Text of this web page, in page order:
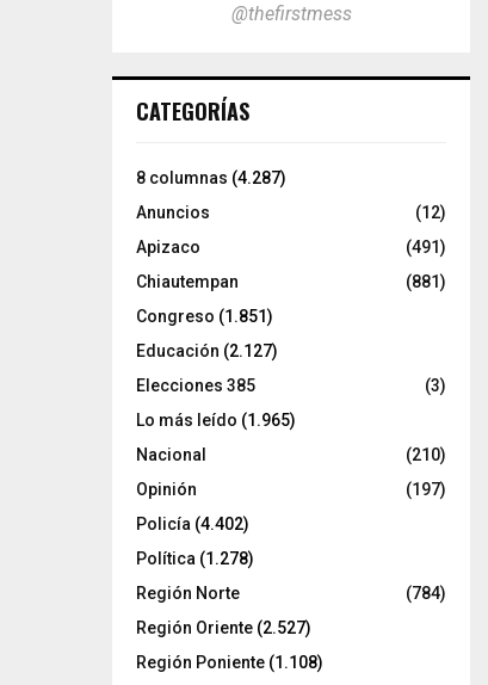
@thefirstmess
CATEGORÍAS
8 columnas (4.287)
Anuncios
(12)
Apizaco
(491)
Chiautempan
(881)
Congreso (1.851)
Educación (2.127)
Elecciones 385
(3)
Lo más leído (1.965)
Nacional
(210)
Opinión
(197)
Policía (4.402)
Política (1.278)
Región Norte
(784)
Región Oriente (2.527)
Región Poniente (1.108)